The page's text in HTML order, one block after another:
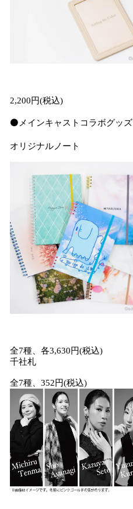
2,200円(税込)
⚫️メインキャストコラボグッズ
オリジナルノート
全7種、各3,630円(税込)
千社札
全7種、352円(税込)